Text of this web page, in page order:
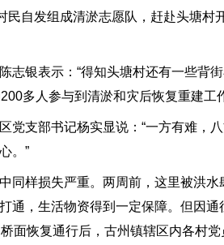
民自发组成清淤志愿队，赶赴头塘
志银表示：“得知头塘村还有一些背
多人参与到清淤和灾后恢复重建工
党支部书记杨实显说：“一方有难，
。”
同样损失严重。两周前，这里被洪
通，生活物资得到一定保障。但因
面恢复通行后，古州镇辖区内各村